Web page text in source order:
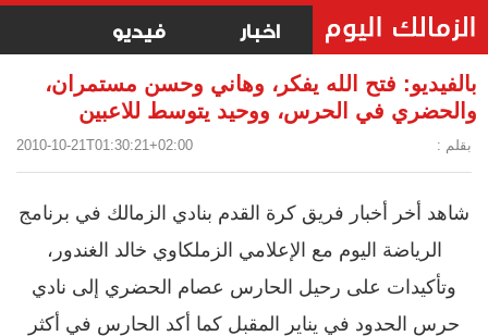
اخبار فيديو
بالفيديو: فتح الله يفكر، وهاني وحسن مستمران،
والحضري في الحرس، ووحيد يتوسط للاعبين
بقلم : 2010-10-21T01:30:21+02:00
شاهد أخر أخبار فريق كرة القدم بنادي الزمالك في برنامج
الرياضة اليوم مع الإعلامي الزملكاوي خالد الغندور،
وتأكيدات على رحيل الحارس عصام الحضري إلى نادي
حرس الحدود في يناير المقبل كما أكد الحارس في أكثر